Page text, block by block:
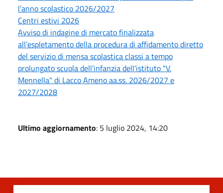
l’anno scolastico 2026/2027
Centri estivi 2026
Avviso di indagine di mercato finalizzata
all’espletamento della procedura di affidamento diretto
del servizio di mensa scolastica classi a tempo
prolungato scuola dell’infanzia dell'istituto "V.
Mennella" di Lacco Ameno aa.ss. 2026/2027 e
2027/2028
Ultimo aggiornamento: 5 luglio 2024, 14:20